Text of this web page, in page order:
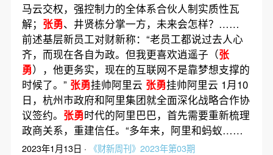
马云交权，强控制力的全体系合伙人制实质性瓦
解； 张勇、井贤栋分掌一方，未来会怎样？……
前述基层新员工对财新称：“老员工都说过去人心
齐，而现在各自为政。但我更喜欢逍遥子（张
勇），他更务实，现在的互联网不是靠梦想支撑的
时候了。” 张勇挂帅阿里云 张勇挂帅阿里云 1月10
日，杭州市政府和阿里集团就全面深化战略合作协
议签约。 张勇时代的阿里巴巴，首先需要重新梳理
政商关系，重建信任。“多年来，阿里和蚂蚁……
2023年1月13日 · 《财新周刊》2023年第03期